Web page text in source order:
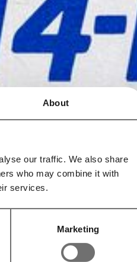
About
our traffic. We also share
who may combine it with
services.
Marketing